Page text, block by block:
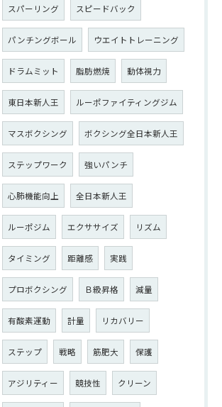
スパーリング スピードバック
パンチングボール ウエイトトレーニング
ドラムミット 脂肪燃焼 動体視力
東日本新人王 ルーポファイティングジム
マスボクシング ボクシング全日本新人王
ステップワーク 強いパンチ
心肺機能向上 全日本新人王
ルーポジム エクササイズ リズム
タイミング 距離感 実践
プロボクシング Ｂ級昇格 減量
有酸素運動 計量 リカバリー
ステップ 戦略 筋肥大 保護
アジリティー 競技性 クリーン